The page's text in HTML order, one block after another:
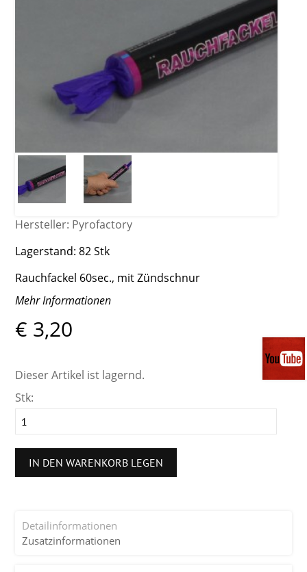
Hersteller: Pyrofactory
Lagerstand:82 Stk
Rauchfackel 60sec., mit Zündschnur
Mehr Informationen
€ 3,20
Dieser Artikel ist lagernd.
Stk:
IN DEN WARENKORB LEGEN
Detailinformationen
Zusatzinformationen